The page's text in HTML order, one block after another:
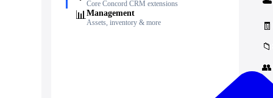
Core Concord CRM extensions
📊 Management
Assets, inventory & more 🧾
📁
👥